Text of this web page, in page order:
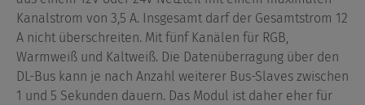
Kanalstrom von 3,5 A. Insgesamt darf der Gesamtstrom 12
A nicht überschreiten. Mit fünf Kanälen für RGB,
Warmweiß und Kaltweiß. Die Datenüberragung über den
DL-Bus kann je nach Anzahl weiterer Bus-Slaves zwischen
1 und 5 Sekunden dauern. Das Modul ist daher eher für